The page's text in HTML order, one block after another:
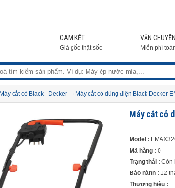
CAM KẾT
Giá gốc thật sốc
VẬN CHUYỂN
Miễn phí
Máy cắt cỏ Black - Decker › Máy cắt cỏ dùng điện Black Decker
Máy cắt cỏ
Model :
Mã hàng : 0
Trạng thái : Còn
Bảo hành : 12
Thương hiệu :